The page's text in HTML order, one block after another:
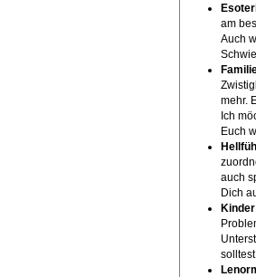
am
Auch
mehr.
Ich
Euch
auch
Dich